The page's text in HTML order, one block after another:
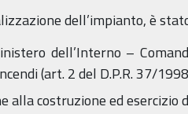
dell’impianto, è
dell’Interno –
(art. 2 del D.P.R. 37/
alla costruzione ed esercizio